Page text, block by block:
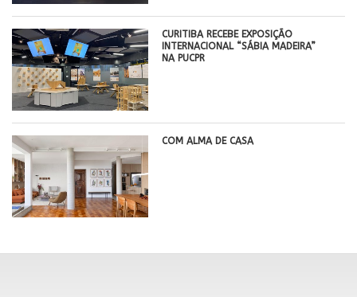
CURITIBA RECEBE EXPOSIÇÃO
INTERNACIONAL “SÁBIA MADEIRA”
NA PUCPR
COM ALMA DE CASA